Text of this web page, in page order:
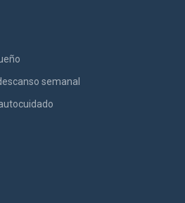
semanal